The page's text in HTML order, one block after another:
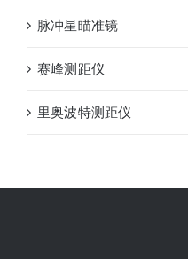
脉冲星瞄准镜
赛峰测距仪
里奥波特测距仪